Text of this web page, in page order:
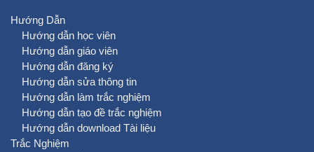
Hướng Dẫn
Hướng dẫn học viên
Hướng dẫn giáo viên
Hướng dẫn đăng ký
Hướng dẫn sửa thông tin
Hướng dẫn làm trắc nghiệm
Hướng dẫn tạo đề trắc nghiệm
Hướng dẫn download Tài liệu
Trắc Nghiệm